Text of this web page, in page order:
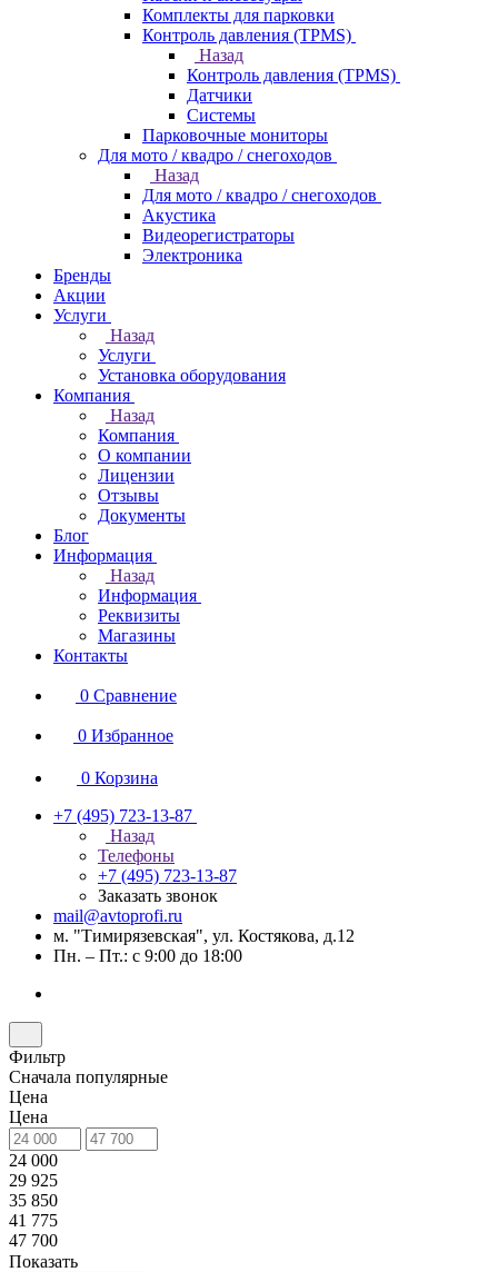
Комплекты для парковки
Контроль давления (TPMS)
Назад
Контроль давления (TPMS)
Датчики
Системы
Парковочные мониторы
Для мото / квадро / снегоходов
Назад
Для мото / квадро / снегоходов
Акустика
Видеорегистраторы
Электроника
Бренды
Акции
Услуги
Назад
Услуги
Установка оборудования
Компания
Назад
Компания
О компании
Лицензии
Отзывы
Документы
Блог
Информация
Назад
Информация
Реквизиты
Магазины
Контакты
0 Сравнение
0 Избранное
0 Корзина
+7 (495) 723-13-87
Назад
Телефоны
+7 (495) 723-13-87
Заказать звонок
mail@avtoprofi.ru
м. "Тимирязевская", ул. Костякова, д.12
Пн. – Пт.: с 9:00 до 18:00
Фильтр
Сначала популярные
Цена
Цена
24 000
29 925
35 850
41 775
47 700
Показать